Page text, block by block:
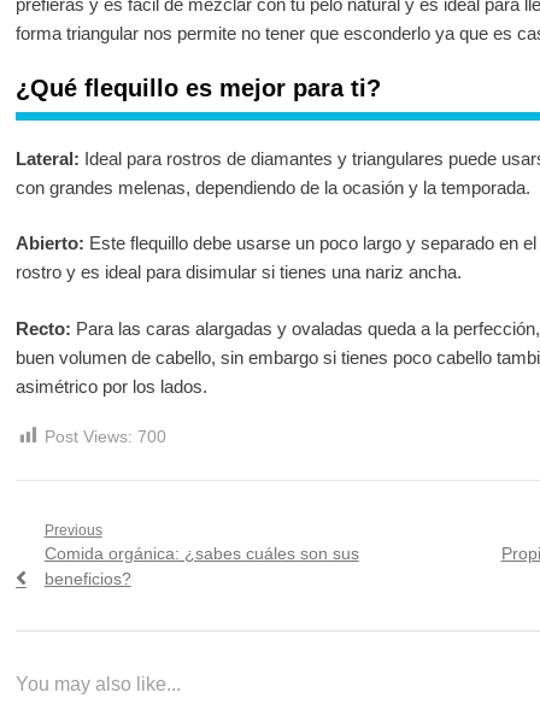
prefieras y es fácil de mezclar con tu pelo natural y es ideal para
forma triangular nos permite no tener que esconderlo ya que es
¿Qué flequillo es mejor para ti?
Lateral: Ideal para rostros de diamantes y triangulares puede
con grandes melenas, dependiendo de la ocasión y la temporada.
Abierto: Este flequillo debe usarse un poco largo y separado en
rostro y es ideal para disimular si tienes una nariz ancha.
Recto: Para las caras alargadas y ovaladas queda a la
buen volumen de cabello, sin embargo si tienes poco cabello
asimétrico por los lados.
Post Views: 700
Navegación
de
entradas
Previous
Previous
post:
Comida orgánica: ¿sabes cuáles son sus
beneficios?
Next
You may also like...